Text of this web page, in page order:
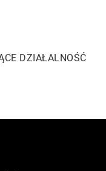
DZIAŁALNOŚĆ